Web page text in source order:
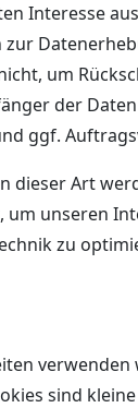
Interesse
um
der
ggf.
dieser Art
um unseren
zu
verwenden
sind